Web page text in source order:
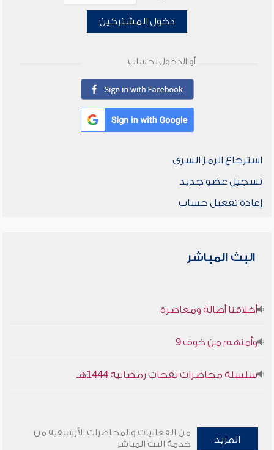
دخول المشتركين
أو الدخول بحساب
استرجاع الرمز السري
تسجيل عضو جديد
إعادة تفعيل حساب
البث المباشر
أخلاقنا أصالة ومعاصرة
وأمنهم من خوف 9
سلسلة محاضرات نفحات رمضانية 1444هـ
المزيد
من الفعاليات والمحاضرات الأرشيفية من
خدمة البث المباشر